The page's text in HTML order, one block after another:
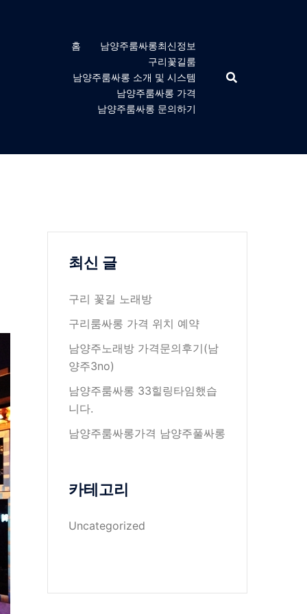
홈
남양주룸싸롱최신정보
구리꽃길룸
남양주룸싸롱 소개 및 시스템
남양주룸싸롱 가격
남양주룸싸롱 문의하기
최신 글
구리 꽃길 노래방
구리룸싸롱 가격 위치 예약
남양주노래방 가격문의후기(남
양주3no)
남양주룸싸롱 33힐링타임했습
니다.
남양주룸싸롱가격 남양주풀싸롱
카테고리
Uncategorized